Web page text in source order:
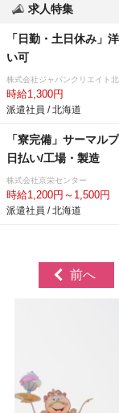
求人特集
「日勤・土日休み」
い可
株式会社ジャパンクリエイト
時給1,300円
派遣社員 / 北海道
「寮完備」サーマル
日払い/工場・製造
株式会社京栄センター
時給1,200円～1,500円
派遣社員 / 北海道
前へ